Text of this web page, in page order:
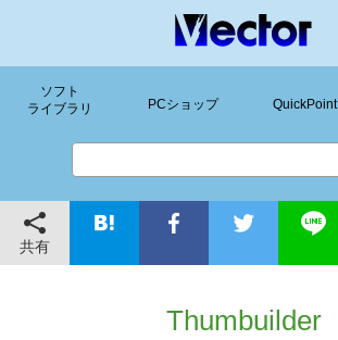
ソフト
ライブラリ
PCショップ QuickPoint
共有
Thumbuilder